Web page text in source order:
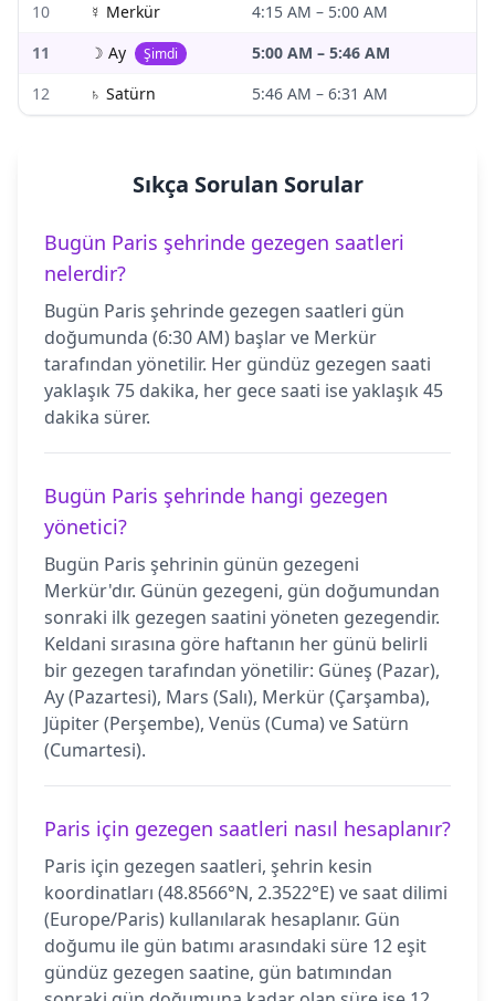
10 ☿ Merkür 4:15 AM – 5:00 AM
11
☽ Ay Şimdi 5:00 AM – 5:46 AM
12
♄ Satürn 5:46 AM – 6:31 AM
Sıkça Sorulan Sorular
Bugün Paris şehrinde gezegen saatleri
nelerdir?
Bugün Paris şehrinde gezegen saatleri gün
doğumunda (6:30 AM) başlar ve Merkür
tarafından yönetilir. Her gündüz gezegen saati
yaklaşık 75 dakika, her gece saati ise yaklaşık 45
dakika sürer.
Bugün Paris şehrinde hangi gezegen
yönetici?
Bugün Paris şehrinin günün gezegeni
Merkür'dır. Günün gezegeni, gün doğumundan
sonraki ilk gezegen saatini yöneten gezegendir.
Keldani sırasına göre haftanın her günü belirli
bir gezegen tarafından yönetilir: Güneş (Pazar),
Ay (Pazartesi), Mars (Salı), Merkür (Çarşamba),
Jüpiter (Perşembe), Venüs (Cuma) ve Satürn
(Cumartesi).
Paris için gezegen saatleri nasıl hesaplanır?
Paris için gezegen saatleri, şehrin kesin
koordinatları (48.8566°N, 2.3522°E) ve saat dilimi
(Europe/Paris) kullanılarak hesaplanır. Gün
doğumu ile gün batımı arasındaki süre 12 eşit
gündüz gezegen saatine, gün batımından